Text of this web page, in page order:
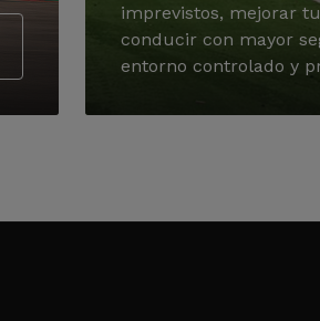
imprevistos, mejorar
conducir con mayor
entorno controlado y